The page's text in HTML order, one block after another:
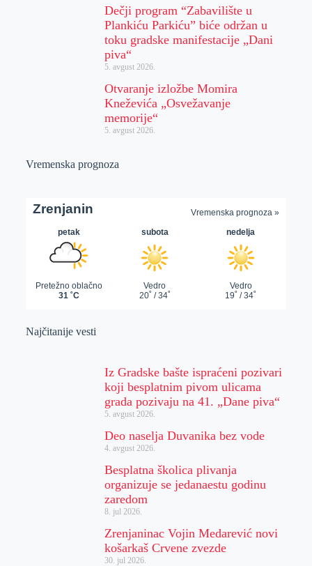
Dečji program “Zabavilište u
Plankiću Parkiću” biće održan u
toku gradske manifestacije „Dani
piva“
5. avgust 2026.
Otvaranje izložbe Momira
Kneževića „Osvežavanje
memorije“
5. avgust 2026.
Vremenska prognoza
Najčitanije vesti
Iz Gradske bašte ispraćeni pozivari
koji besplatnim pivom ulicama
grada pozivaju na 41. „Dane piva“
5. avgust 2026.
Deo naselja Duvanika bez vode
4. avgust 2026.
Besplatna školica plivanja
organizuje se jedanaestu godinu
zaredom
8. jul 2026.
Zrenjaninac Vojin Medarević novi
košarkaš Crvene zvezde
30. jul 2026.